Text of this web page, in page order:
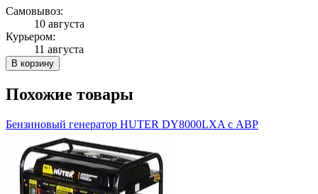
Самовывоз:
10 августа
Курьером:
11 августа
В корзину
Похожие товары
Бензиновый генератор HUTER DY8000LXA с АВР